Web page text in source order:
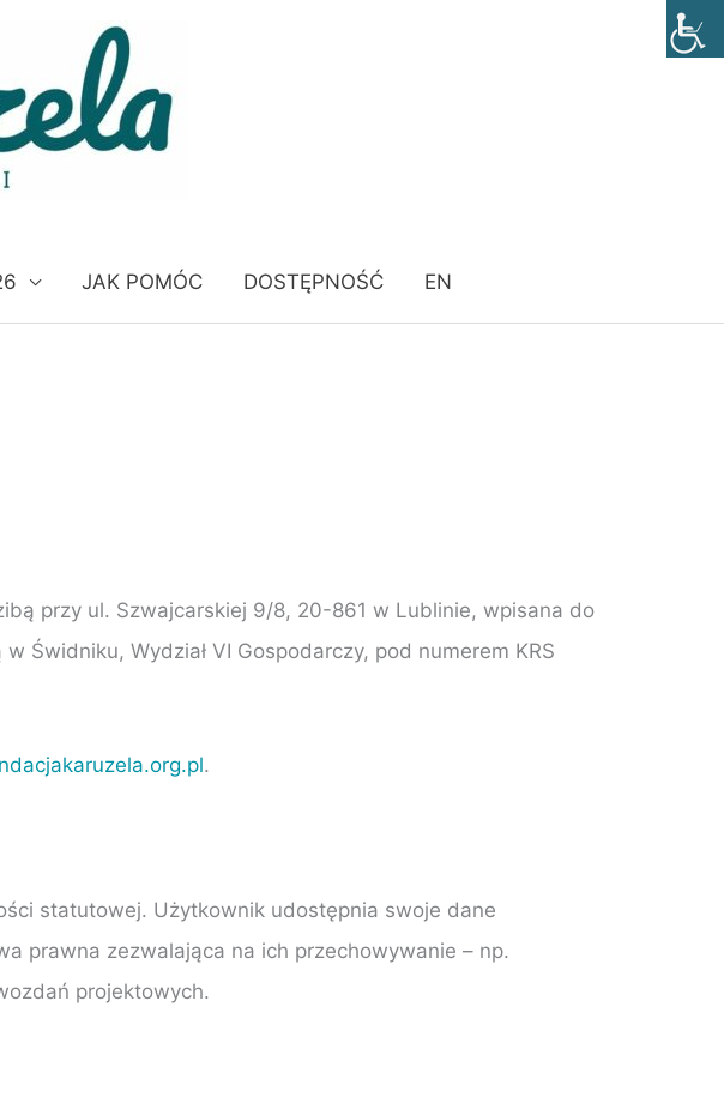
JAK POMÓC DOSTĘPNOŚĆ EN
przy ul. Szwajcarskiej 9/8, 20-861 w Lublinie, wpisana do
Wydział VI Gospodarczy, pod numerem KRS
.
statutowej. Użytkownik udostępnia swoje dane
prawna zezwalająca na ich przechowywanie – np.
projektowych.